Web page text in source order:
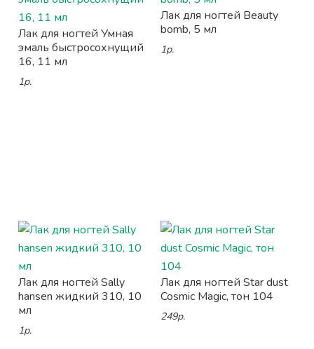
Лак для ногтей Умная
эмаль быстросохнущий
16, 11 мл
1р.
Лак для ногтей Beauty
bomb, 5 мл
1р.
Лак для ногтей Sally
hansen жидкий 310, 10
мл
1р.
Лак для ногтей Star dust
Cosmic Magic, тон 104
249р.